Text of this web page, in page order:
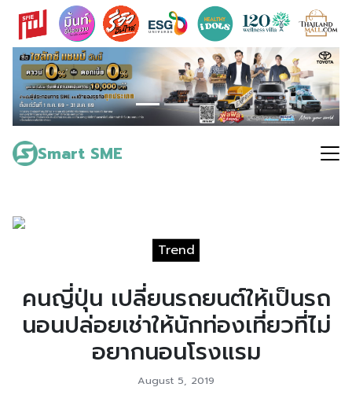
Skip
content
Smart SME
Search
for:
Trend
คนญี่ปุ่น เปลี่ยนรถยนต์ให้เป็นรถ
นอนปล่อยเช่าให้นักท่องเที่ยวที่ไม่
อยากนอนโรงแรม
August 5, 2019